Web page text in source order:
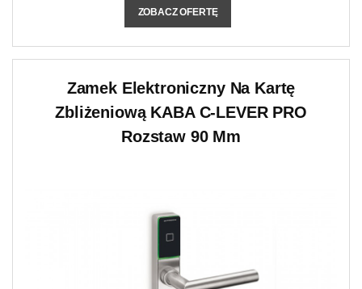
ZOBACZ OFERTĘ
Zamek Elektroniczny Na Kartę
Zbliżeniową KABA C-LEVER PRO
Rozstaw 90 Mm